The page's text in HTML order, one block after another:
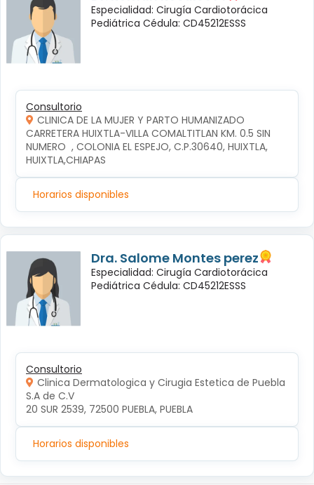
Especialidad: Cirugía Cardiotorácica
Pediátrica Cédula: CD45212ESSS
Consultorio
CLINICA DE LA MUJER Y PARTO HUMANIZADO
CARRETERA HUIXTLA-VILLA COMALTITLAN KM. 0.5 SIN
NUMERO  , COLONIA EL ESPEJO, C.P.30640, HUIXTLA,
HUIXTLA,CHIAPAS
Horarios disponibles
Dra. Salome Montes perez
Especialidad: Cirugía Cardiotorácica
Pediátrica Cédula: CD45212ESSS
Consultorio
Clinica Dermatologica y Cirugia Estetica de Puebla
S.A de C.V
20 SUR 2539, 72500 PUEBLA, PUEBLA
Horarios disponibles